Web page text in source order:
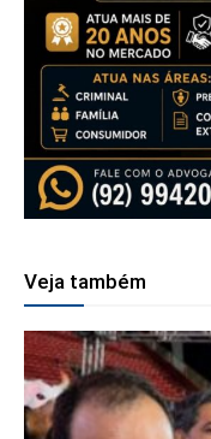
Veja também